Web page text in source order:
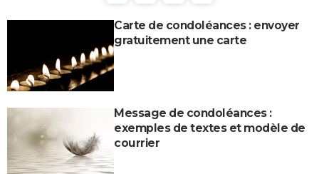
Carte de condoléances : envoyer
gratuitement une carte
Message de condoléances :
exemples de textes et modèle de
courrier